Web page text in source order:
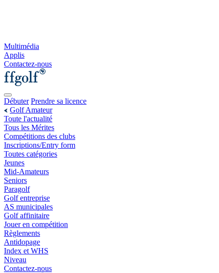
Multimédia
Applis
Contactez-nous
Débuter Prendre sa licence
Golf Amateur
Toute l'actualité
Tous les Mérites
Compétitions des clubs
Inscriptions/Entry form
Toutes catégories
Jeunes
Mid-Amateurs
Seniors
Paragolf
Golf entreprise
AS municipales
Golf affinitaire
Jouer en compétition
Règlements
Antidopage
Index et WHS
Niveau
Contactez-nous